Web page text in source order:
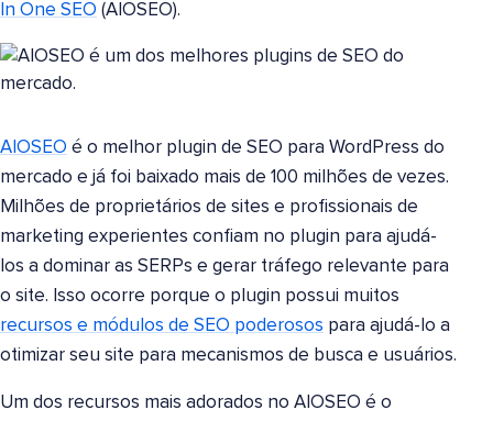
In One SEO (AIOSEO).
AIOSEO é o melhor plugin de SEO para WordPress do
mercado e já foi baixado mais de 100 milhões de vezes.
Milhões de proprietários de sites e profissionais de
marketing experientes confiam no plugin para ajudá-
los a dominar as SERPs e gerar tráfego relevante para
o site. Isso ocorre porque o plugin possui muitos
recursos e módulos de SEO poderosos para ajudá-lo a
otimizar seu site para mecanismos de busca e usuários.
Um dos recursos mais adorados no AIOSEO é o